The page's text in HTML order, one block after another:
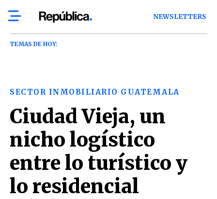
NEWSLETTERS
TEMAS DE HOY:
SECTOR INMOBILIARIO GUATEMALA
Ciudad Vieja, un
nicho logístico
entre lo turístico y
lo residencial